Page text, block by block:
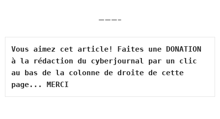
———–
Vous aimez cet article! Faites une DONATION
à la rédaction du cyberjournal par un clic
au bas de la colonne de droite de cette
page... MERCI